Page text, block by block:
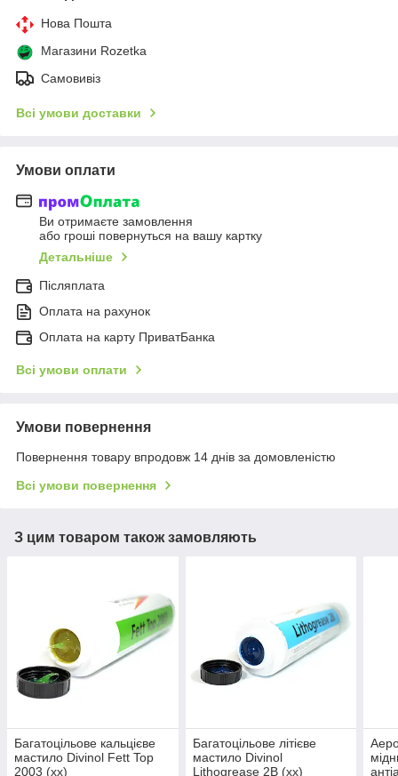
Нова Пошта
Магазини Rozetka
Самовивіз
Всі умови доставки
Умови оплати
Ви отримаєте замовлення
або гроші повернуться на вашу картку
Детальніше
Післяплата
Оплата на рахунок
Оплата на карту ПриватБанка
Всі умови оплати
Умови повернення
Повернення товару впродовж 14 днів за домовленістю
Всі умови повернення
З цим товаром також замовляють
Багатоцільове кальцієве
мастило Divinol Fett Top
2003 (xx)
Багатоцільове літієве
мастило Divinol
Lithogrease 2B (xx)